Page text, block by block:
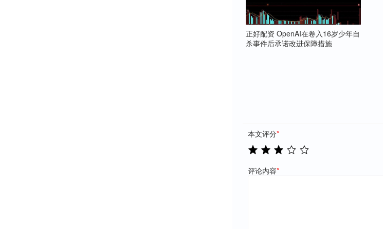
正好配资 OpenAI在卷入16岁少年自
杀事件后承诺改进保障措施
本文评分*
评论内容*